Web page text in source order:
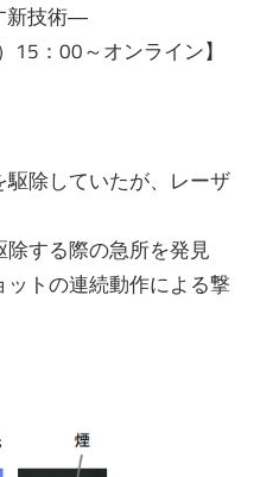
新技術―
15：00～オンライン】
除していたが、レーザ
する際の急所を発見
トの連続動作による撃